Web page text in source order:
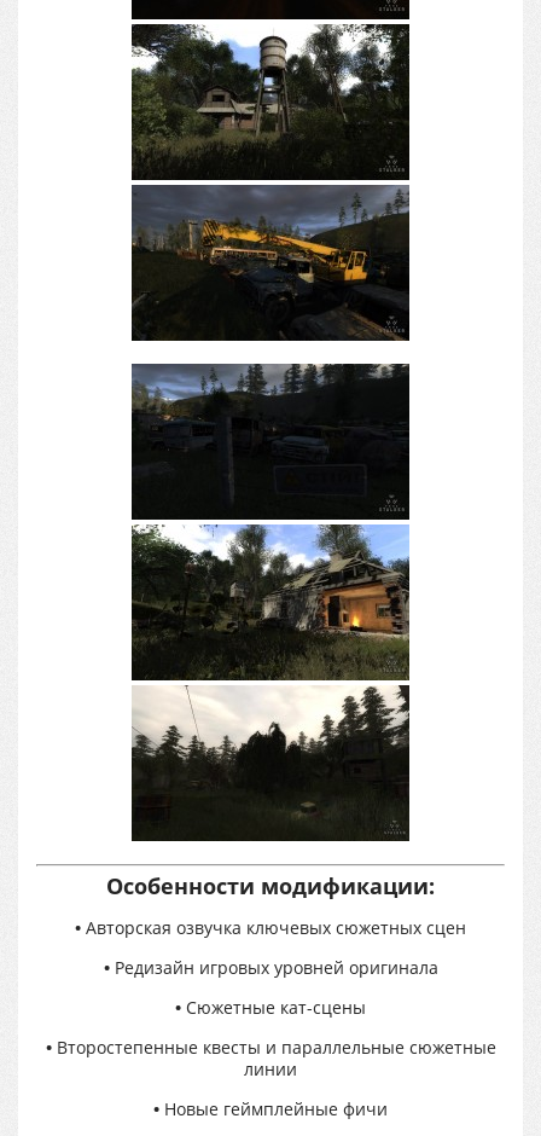
Особенности модификации:
• Авторская озвучка ключевых сюжетных сцен
• Редизайн игровых уровней оригинала
• Сюжетные кат-сцены
• Второстепенные квесты и параллельные сюжетные
линии
• Новые геймплейные фичи